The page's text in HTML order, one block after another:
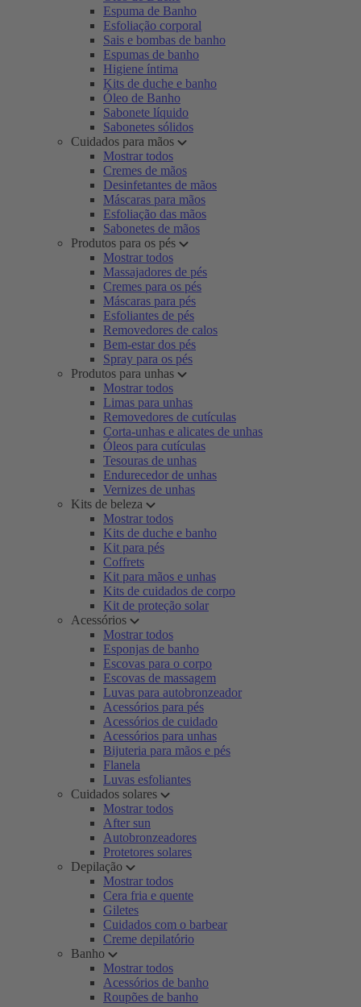
Espuma de Banho
Esfoliação corporal
Sais e bombas de banho
Espumas de banho
Higiene íntima
Kits de duche e banho
Óleo de Banho
Sabonete líquido
Sabonetes sólidos
Cuidados para mãos
Mostrar todos
Cremes de mãos
Desinfetantes de mãos
Máscaras para mãos
Esfoliação das mãos
Sabonetes de mãos
Produtos para os pés
Mostrar todos
Massajadores de pés
Cremes para os pés
Máscaras para pés
Esfoliantes de pés
Removedores de calos
Bem-estar dos pés
Spray para os pés
Produtos para unhas
Mostrar todos
Limas para unhas
Removedores de cutículas
Corta-unhas e alicates de unhas
Óleos para cutículas
Tesouras de unhas
Endurecedor de unhas
Vernizes de unhas
Kits de beleza
Mostrar todos
Kits de duche e banho
Kit para pés
Coffrets
Kit para mãos e unhas
Kits de cuidados de corpo
Kit de proteção solar
Acessórios
Mostrar todos
Esponjas de banho
Escovas para o corpo
Escovas de massagem
Luvas para autobronzeador
Acessórios para pés
Acessórios de cuidado
Acessórios para unhas
Bijuteria para mãos e pés
Flanela
Luvas esfoliantes
Cuidados solares
Mostrar todos
After sun
Autobronzeadores
Protetores solares
Depilação
Mostrar todos
Cera fria e quente
Giletes
Cuidados com o barbear
Creme depilatório
Banho
Mostrar todos
Acessórios de banho
Roupões de banho